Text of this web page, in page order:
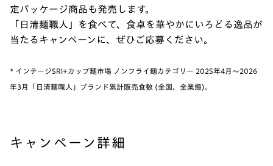
定パッケージ商品も発売します。
「日清麺職人」を食べて、食卓を華やかにいろどる逸品が
当たるキャンペーンに、ぜひご応募ください。
* インテージSRI+カップ麺市場 ノンフライ麺カテゴリー 2025年4月～2026
年3月「日清麺職人」ブランド累計販売食数 (全国、全業態)。
キャンペーン詳細